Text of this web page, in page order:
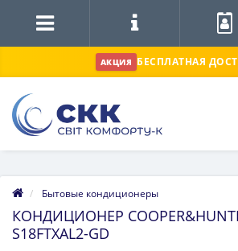
АКЦИЯ БЕСПЛАТНАЯ
Бытовые кондиционеры
КОНДИЦИОНЕР
S18FTXAL2-GD